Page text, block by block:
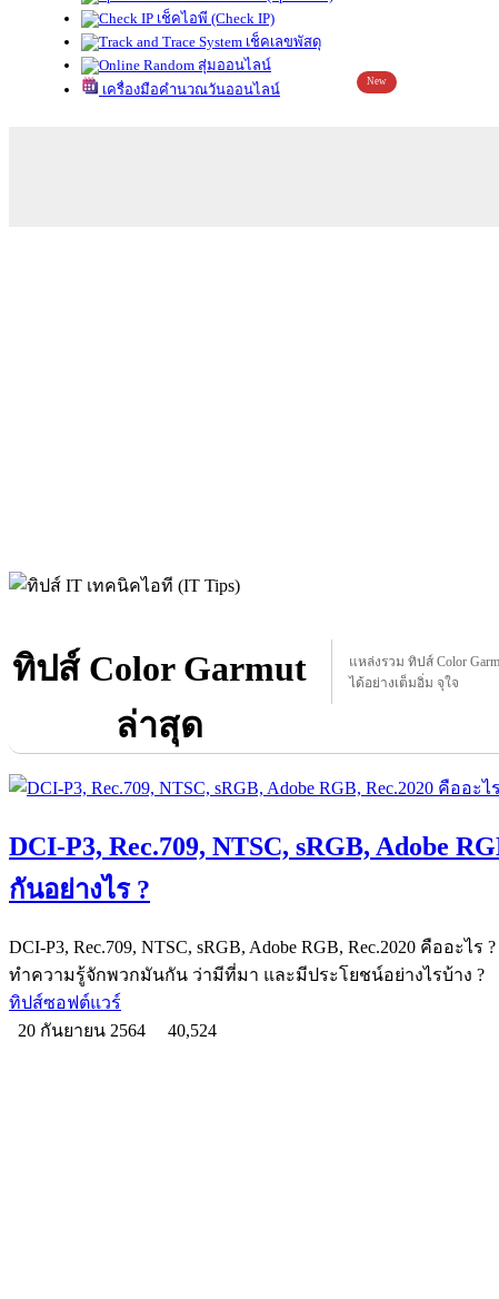
เช็คไอพี (Check IP)
เช็คเลขพัสดุ
สุ่มออนไลน์
เครื่องมือคำนวณวันออนไลน์
New
ทิปส์ Color Garmut
ล่าสุด
แหล่งรวม ทิปส์ Color
ได้อย่างเต็มอิ่ม จุใจ
DCI-P3, Rec.709, NTSC, sRGB, Adobe
กันอย่างไร ?
DCI-P3, Rec.709, NTSC, sRGB, Adobe RGB, Rec.2020 คืออะ
ทำความรู้จักพวกมันกัน ว่ามีที่มา และมีประโยชน์อย่างไรบ้าง ?
ทิปส์ซอฟต์แวร์
20 กันยายน 2564
40,524